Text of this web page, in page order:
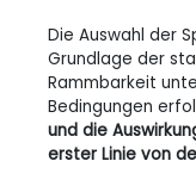
Die Auswahl der
Grundlage der
Rammbarkeit
Bedingungen
und die
erster Linie von